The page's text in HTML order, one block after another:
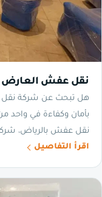
نقل عفش العارض
هل تبحث عن شركة نقل
بأمان وكفاءة في واحد
نقل عفش بالرياض،
اقرأ التفاصيل